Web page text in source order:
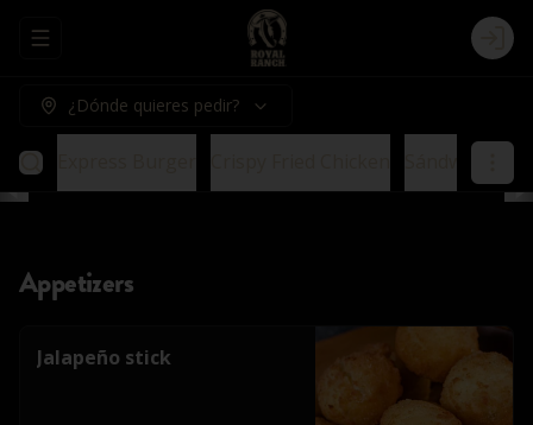
Abrir menu de navegación Login
¿Dónde quieres pedir?
Appetizers
Jalapeño stick